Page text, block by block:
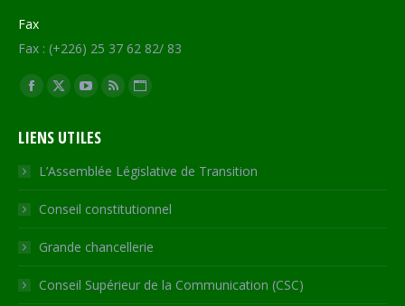
Fax
Fax : (+226) 25 37 62 82/ 83
Trouvez nous sur :
Facebook
opens
in
new
window
X
opens
in
new
window
YouTube
opens
in
new
window
RSS
in
new
window
Site
opens
in
new
LIENS UTILES
L’Assemblée Législative de Transition
Conseil constitutionnel
Grande chancellerie
Conseil Supérieur de la Communication (CSC)